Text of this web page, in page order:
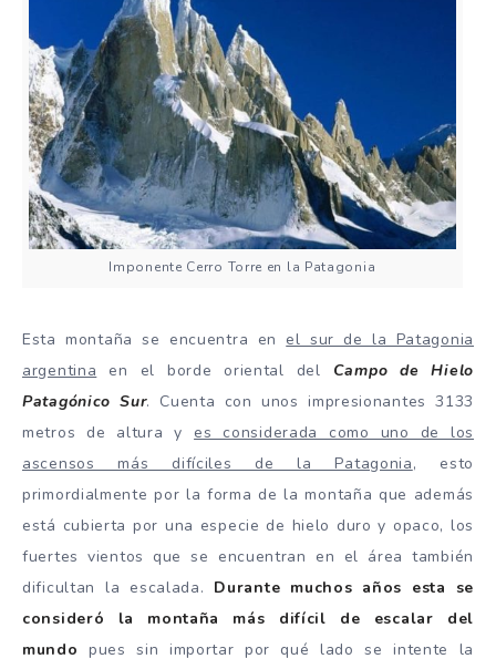
Imponente Cerro Torre en la Patagonia
Esta montaña se encuentra en el sur de la Patagonia
argentina en el borde oriental del Campo de Hielo
Patagónico Sur. Cuenta con unos impresionantes 3133
metros de altura y es considerada como uno de los
ascensos más difíciles de la Patagonia, esto
primordialmente por la forma de la montaña que además
está cubierta por una especie de hielo duro y opaco, los
fuertes vientos que se encuentran en el área también
dificultan la escalada. Durante muchos años esta se
consideró la montaña más difícil de escalar del
mundo pues sin importar por qué lado se intente la